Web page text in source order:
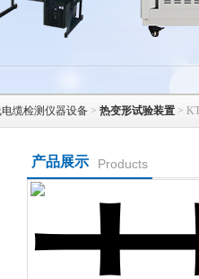
电缆检测仪器设备 > 热变形试验装置 >
产品展示 Products